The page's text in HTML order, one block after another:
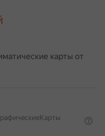
карты от